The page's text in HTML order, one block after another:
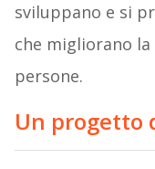
sviluppano e si
che migliorano
persone.
Un progetto